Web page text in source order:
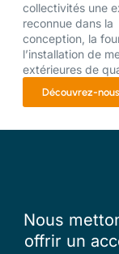
collectivités une
reconnue dans la
conception, la
l’installation de
extérieures de
Découvrez-nous
Nous
offrir un